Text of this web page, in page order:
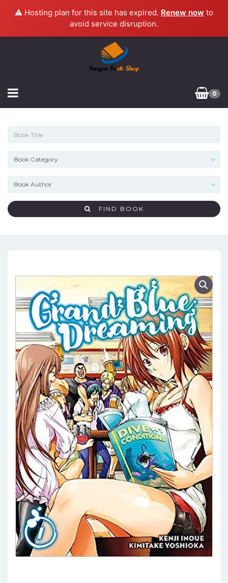
⚠️ Hosting plan for this site has expired. Renew now to
avoid service disruption.
0
FIND BOOK